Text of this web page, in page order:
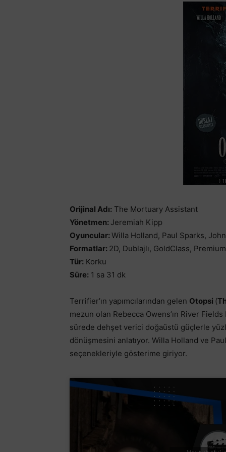
Orijinal Adı: The Mortuary Assistant
Yönetmen: Jeremiah Kipp
Oyuncular: Willa Holland, Paul Sparks,
Formatlar: 2D, Dublajlı, GoldClass,
Tür: Korku
Süre: 1 sa 31 dk
Terrifier’ın yapımcılarından gelen Otopsi (
mezun olan Rebecca Owens’ın River Fields
sürede dehşet verici doğaüstü güçlerle
dönüşmesini anlatıyor. Willa Holland ve
seçenekleriyle gösterime giriyor.